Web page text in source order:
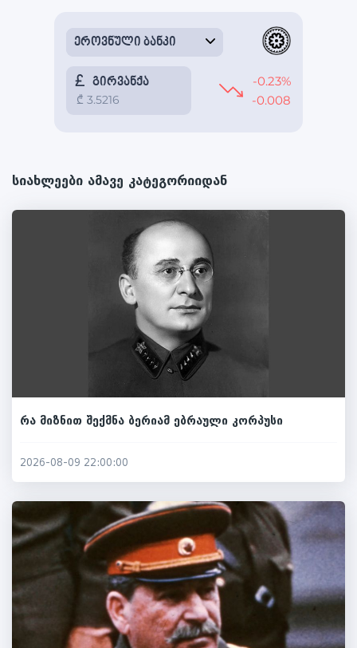
სიახლეები ამავე კატეგორიიდან
რა მიზნით შექმნა ბერიამ ებრაული კორპუსი
2026-08-09 22:00:00